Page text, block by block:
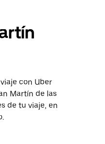
con Uber
Martín de las
de tu viaje, en